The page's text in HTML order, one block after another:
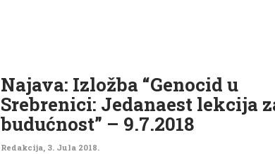
Najava: Izložba “Genocid u
Srebrenici: Jedanaest lekcija
budućnost” – 9.7.2018
Redakcija, 3. Jula 2018.